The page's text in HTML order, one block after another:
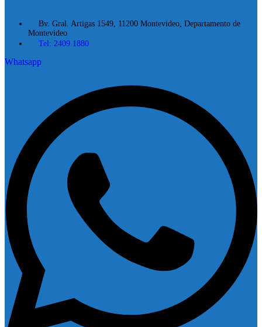
Bv. Gral. Artigas 1549, 11200 Montevideo, Departamento de
Montevideo
Tel: 2409 1880
Whatsapp